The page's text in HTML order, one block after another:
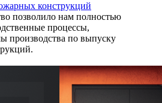
конструкций
позволило нам полностью
процессы,
производства по выпуску